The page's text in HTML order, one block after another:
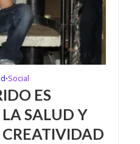
•Social
ES
SALUD Y